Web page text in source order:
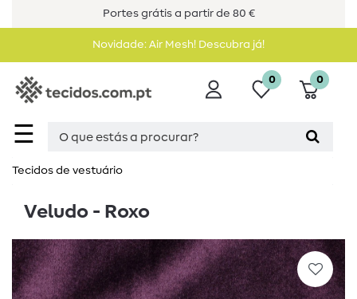
Portes grátis a partir de 80 €
Novidade: Air Mesh! Descubra já!
☰
0 0
Tecidos de vestuário
Veludo - Roxo